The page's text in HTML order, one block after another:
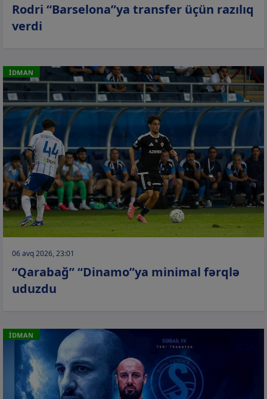
Rodri “Barselona”ya transfer üçün razılıq
verdi
İDMAN
06 avq 2026, 23:01
“Qarabağ” “Dinamo”ya minimal fərqlə
uduzdu
İDMAN